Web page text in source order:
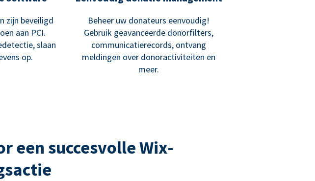
zijn beveiligd
aan PCI.
slaan
op.
Beheer uw donateurs eenvoudig!
Gebruik geavanceerde donorfilters,
communicatierecords, ontvang
meldingen over donoractiviteiten en
meer.
een succesvolle Wix-